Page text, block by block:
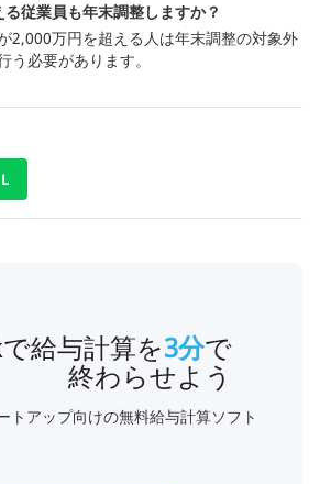
従業員も年末調整しますか？
2,000万円を超える人は年末調整の対象外
う必要があります。
L
給与計算を3分で
終わらせよう
トアップ向けの無料給与計算ソフト